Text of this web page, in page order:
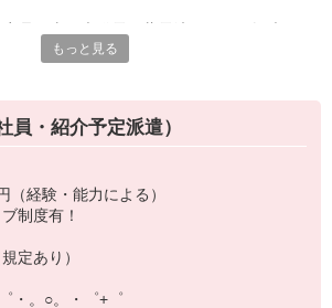
ろ】
系
・仕分け・加工・組立・検査
ウ・ネイリスト・エステ
売・個別指導塾・人材紹介
プニング・官公庁案件
など
コールワーク♪
もっと見る
員・紹介予定派遣）
経験・能力による）
制度有！
定あり）
・。○。・゜+゜